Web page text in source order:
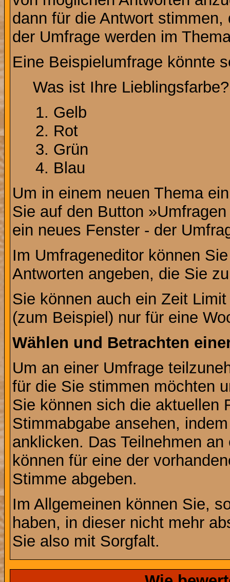
dann für die Antwort
der Umfrage werden im
Eine Beispielumfrage könnte
Was ist Ihre Lieblingsfarbe?
Gelb
Rot
Grün
Blau
Um in einem neuen Thema
Sie auf den Button
ein neues Fenster - der
Im Umfrageneditor können
Antworten angeben, die Sie
Sie können auch ein Zeit
(zum Beispiel) nur für eine
Wählen und Betrachten
Um an einer Umfrage
für die Sie stimmen möchten
Sie können sich die aktuellen
Stimmabgabe ansehen,
anklicken. Das Teilnehmen
können für eine der
Stimme abgeben.
Im Allgemeinen können Sie,
haben, in dieser nicht mehr
Sie also mit Sorgfalt.